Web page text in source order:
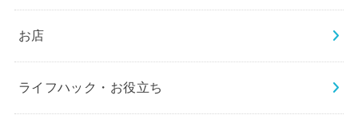
お店
ライフハック・お役立ち